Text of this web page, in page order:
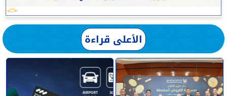
الأعلى قراءة